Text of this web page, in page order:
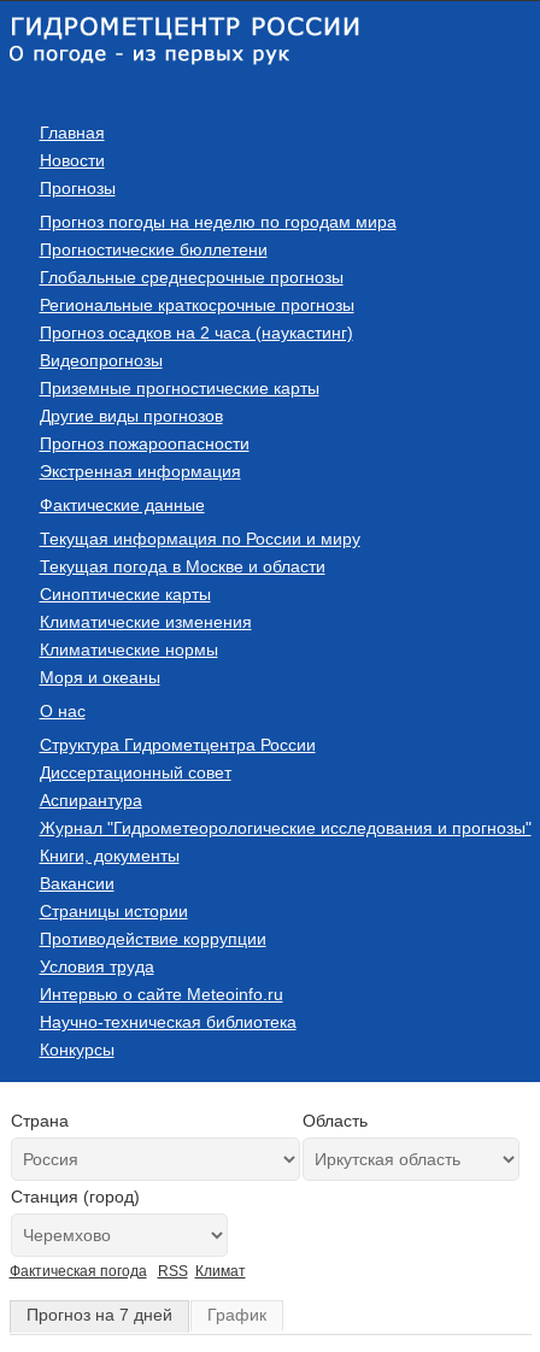
Главная
Новости
Прогнозы
Прогноз погоды на неделю по городам мира
Прогностические бюллетени
Глобальные среднесрочные прогнозы
Региональные краткосрочные прогнозы
Прогноз осадков на 2 часа (наукастинг)
Видеопрогнозы
Приземные прогностические карты
Другие виды прогнозов
Прогноз пожароопасности
Экстренная информация
Фактические данные
Текущая информация по России и миру
Текущая погода в Москве и области
Синоптические карты
Климатические изменения
Климатические нормы
Моря и океаны
О нас
Структура Гидрометцентра России
Диссертационный совет
Аспирантура
Журнал "Гидрометеорологические исследования и прогнозы"
Книги, документы
Вакансии
Страницы истории
Противодействие коррупции
Условия труда
Интервью о сайте Meteoinfo.ru
Научно-техническая библиотека
Конкурсы
Страна Область
Станция (город)
Фактическая погода RSS Климат
Прогноз на 7 дней График